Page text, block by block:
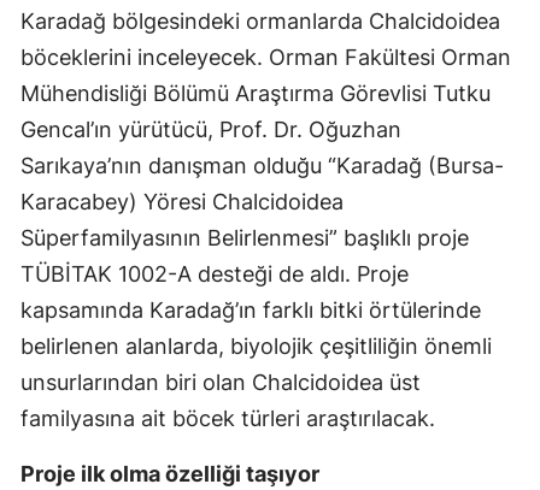
Karadağ bölgesindeki ormanlarda Chalcidoidea
böceklerini inceleyecek. Orman Fakültesi Orman
Mühendisliği Bölümü Araştırma Görevlisi Tutku
Gencal’ın yürütücü, Prof. Dr. Oğuzhan
Sarıkaya’nın danışman olduğu “Karadağ (Bursa-
Karacabey) Yöresi Chalcidoidea
Süperfamilyasının Belirlenmesi” başlıklı proje
TÜBİTAK 1002-A desteği de aldı. Proje
kapsamında Karadağ’ın farklı bitki örtülerinde
belirlenen alanlarda, biyolojik çeşitliliğin önemli
unsurlarından biri olan Chalcidoidea üst
familyasına ait böcek türleri araştırılacak.
Proje ilk olma özelliği taşıyor